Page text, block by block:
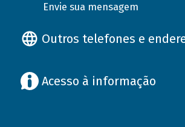
Envie sua mensagem
Outros telefones e
Acesso à informação